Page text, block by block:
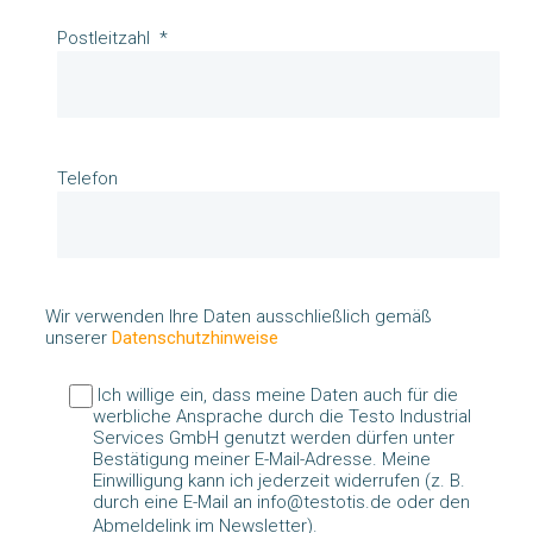
Postleitzahl
Telefon
Wir verwenden Ihre Daten ausschließlich gemäß
unserer Datenschutzhinweise
Ich willige ein, dass meine Daten auch für die
werbliche Ansprache durch die Testo Industrial
Services GmbH genutzt werden dürfen unter
Bestätigung meiner E-Mail-Adresse. Meine
Einwilligung kann ich jederzeit widerrufen (z. B.
durch eine E-Mail an info@testotis.de oder den
Abmeldelink im Newsletter).